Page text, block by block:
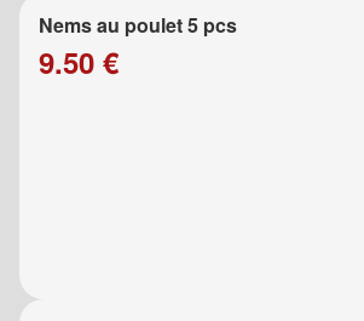
Nems au poulet 5 pcs
9.50 €